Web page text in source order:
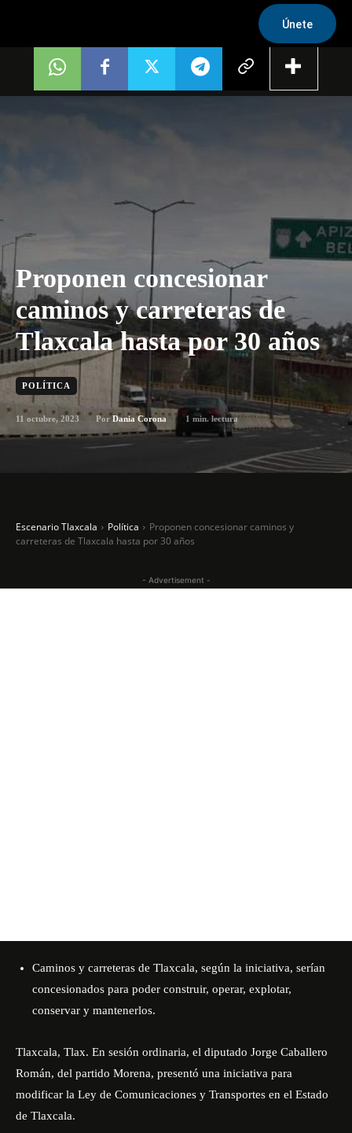
Únete
Proponen concesionar
caminos y carreteras de
Tlaxcala hasta por 30 años
POLÍTICA
11 octubre, 2023 Por Dania Corona 1 min. lectura
Escenario Tlaxcala Política
Proponen concesionar caminos y
carreteras de Tlaxcala hasta por 30 años
- Advertisement -
Caminos y carreteras de Tlaxcala, según la iniciativa, serían
concesionados para poder construir, operar, explotar,
conservar y mantenerlos.
Tlaxcala, Tlax. En sesión ordinaria, el diputado Jorge Caballero
Román, del partido Morena, presentó una iniciativa para
modificar la Ley de Comunicaciones y Transportes en el Estado
de Tlaxcala.